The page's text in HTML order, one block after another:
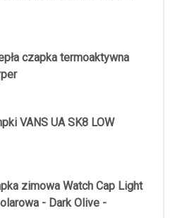
czapka termoaktywna
VANS UA SK8 LOW
zimowa Watch Cap Light
- Dark Olive -